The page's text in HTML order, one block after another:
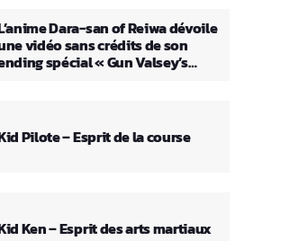
Dara-san of Reiwa dévoile
vidéo sans crédits de son
spécial « Gun Valsey’s
Pilote – Esprit de la course
Ken – Esprit des arts martiaux